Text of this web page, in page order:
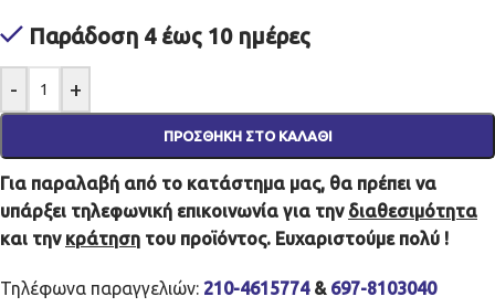
Παράδοση 4 έως 10 ημέρες
- +
ΠΡΟΣΘΉΚΗ ΣΤΟ ΚΑΛΆΘΙ
Για παραλαβή από το κατάστημα μας, θα πρέπει να
υπάρξει τηλεφωνική επικοινωνία για την διαθεσιμότητα
και την κράτηση του προϊόντος. Ευχαριστούμε πολύ !
Τηλέφωνα παραγγελιών: 210-4615774& 697-8103040